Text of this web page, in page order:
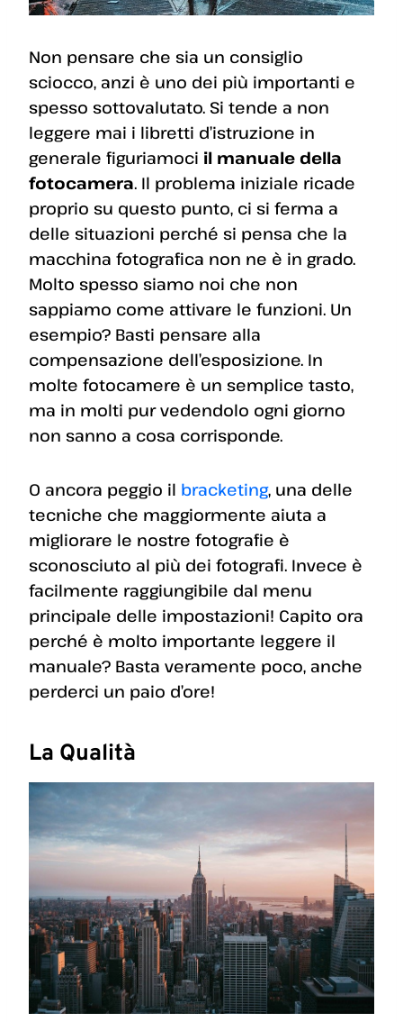
Non pensare che sia un consiglio
sciocco, anzi è uno dei più importanti e
spesso sottovalutato. Si tende a non
leggere mai i libretti d’istruzione in
generale figuriamoci il manuale della
fotocamera. Il problema iniziale ricade
proprio su questo punto, ci si ferma a
delle situazioni perché si pensa che la
macchina fotografica non ne è in grado.
Molto spesso siamo noi che non
sappiamo come attivare le funzioni. Un
esempio? Basti pensare alla
compensazione dell’esposizione. In
molte fotocamere è un semplice tasto,
ma in molti pur vedendolo ogni giorno
non sanno a cosa corrisponde.
O ancora peggio il bracketing, una delle
tecniche che maggiormente aiuta a
migliorare le nostre fotografie è
sconosciuto al più dei fotografi. Invece è
facilmente raggiungibile dal menu
principale delle impostazioni! Capito ora
perché è molto importante leggere il
manuale? Basta veramente poco, anche
perderci un paio d’ore!
La Qualità